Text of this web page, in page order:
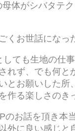
体がシバタテ
くお世話になっ
ても生地の仕
れず、でも何と
とお願いした
作る楽しさのき
のお話を頂き本
外に良い感じと